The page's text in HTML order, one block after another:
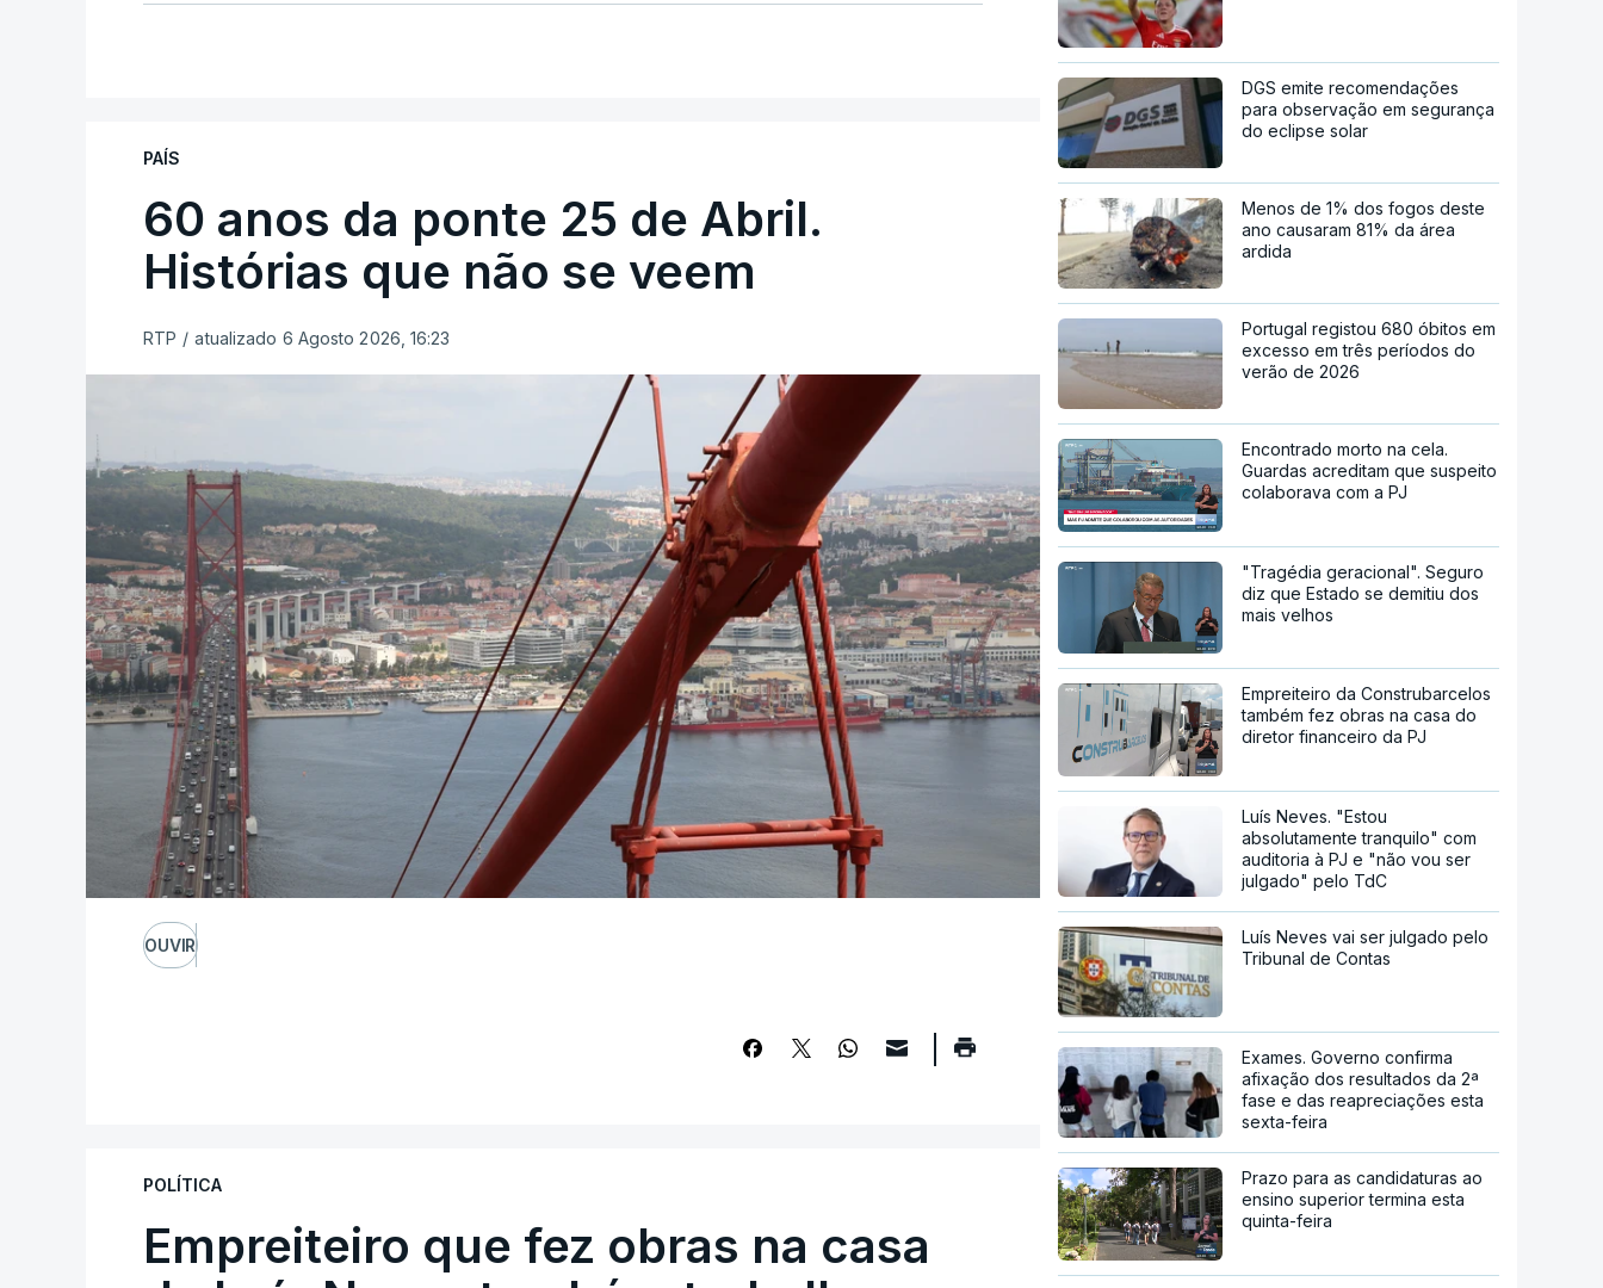
PAÍS
60 anos da ponte 25 de Abril.
Histórias que não se veem
RTP / atualizado 6 Agosto 2026, 16:23
OUVIR
POLÍTICA
Empreiteiro que fez obras na casa
DGS emite recomendações
para observação em segurança
do eclipse solar
Menos de 1% dos fogos deste
ano causaram 81% da área
ardida
Portugal registou 680 óbitos em
excesso em três períodos do
verão de 2026
Encontrado morto na cela.
Guardas acreditam que suspeito
colaborava com a PJ
"Tragédia geracional". Seguro
diz que Estado se demitiu dos
mais velhos
Empreiteiro da Construbarcelos
também fez obras na casa do
diretor financeiro da PJ
Luís Neves. "Estou
absolutamente tranquilo" com
auditoria à PJ e "não vou ser
julgado" pelo TdC
Luís Neves vai ser julgado pelo
Tribunal de Contas
Exames. Governo confirma
afixação dos resultados da 2ª
fase e das reapreciações esta
sexta-feira
Prazo para as candidaturas ao
ensino superior termina esta
quinta-feira